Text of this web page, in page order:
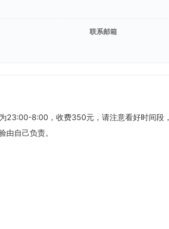
联系邮箱
8:00，收费350元，请注意看好时间段
自己负责。